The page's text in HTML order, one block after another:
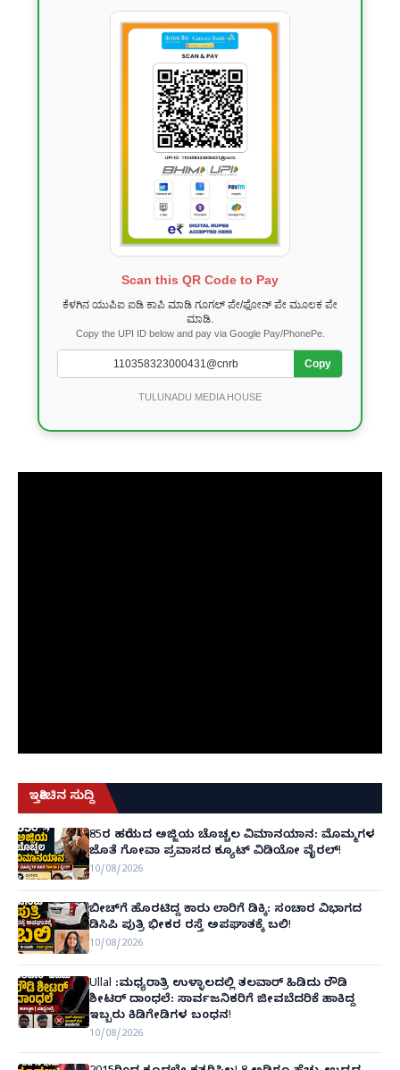
Scan this QR Code to Pay
ಕೆಳಗಿನ ಯುಪಿಐ ಐಡಿ ಕಾಪಿ ಮಾಡಿ ಗೂಗಲ್ ಪೇ/ಫೋನ್ ಪೇ ಮೂಲಕ ಪೇ
ಮಾಡಿ.
Copy the UPI ID below and pay via Google Pay/PhonePe.
Copy
TULUNADU MEDIA HOUSE
ಇತ್ತೀಚಿನ ಸುದ್ದಿ
85ರ ಹರೆಯದ ಅಜ್ಜಿಯ ಚೊಚ್ಚಲ ವಿಮಾನಯಾನ: ಮೊಮ್ಮಗಳ
ಜೊತೆ ಗೋವಾ ಪ್ರವಾಸದ ಕ್ಯೂಟ್ ವಿಡಿಯೋ ವೈರಲ್!
10/08/2026
ಬೀಚ್‌ಗೆ ಹೊರಟಿದ್ದ ಕಾರು ಲಾರಿಗೆ ಡಿಕ್ಕಿ: ಸಂಚಾರ ವಿಭಾಗದ
ಡಿಸಿಪಿ ಪುತ್ರಿ ಭೀಕರ ರಸ್ತೆ ಅಪಘಾತಕ್ಕೆ ಬಲಿ!
10/08/2026
Ullal :ಮಧ್ಯರಾತ್ರಿ ಉಳ್ಳಾಲದಲ್ಲಿ ತಲವಾರ್ ಹಿಡಿದು ರೌಡಿ
ಶೀಟರ್ ದಾಂಧಲೆ: ಸಾರ್ವಜನಿಕರಿಗೆ ಜೀವಬೆದರಿಕೆ ಹಾಕಿದ್ದ
ಇಬ್ಬರು ಕಿಡಿಗೇಡಿಗಳ ಬಂಧನ!
10/08/2026